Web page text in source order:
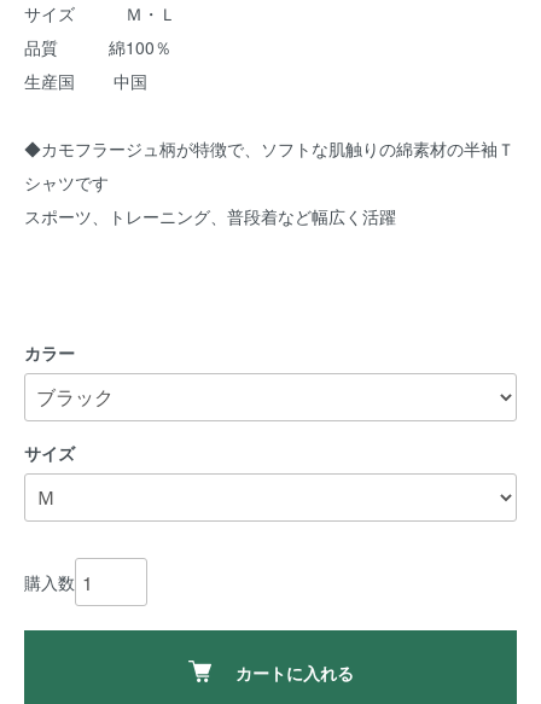
サイズ Ｍ・Ｌ
品質 綿100％
生産国 中国
◆カモフラージュ柄が特徴で、ソフトな肌触りの綿素材の半袖Ｔ
シャツです
スポーツ、トレーニング、普段着など幅広く活躍
カラー
サイズ
購入数
カートに入れる